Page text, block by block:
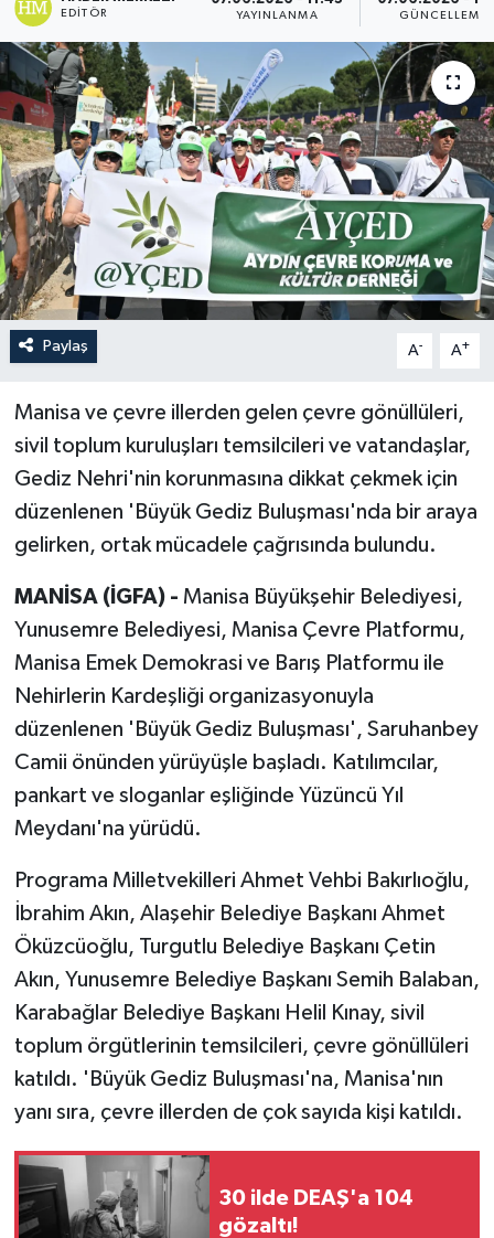
EDITÖR YAYINLANMA GÜNCELLEME
Paylaş A- A+
Manisa ve çevre illerden gelen çevre gönüllüleri,
sivil toplum kuruluşları temsilcileri ve vatandaşlar,
Gediz Nehri'nin korunmasına dikkat çekmek için
düzenlenen 'Büyük Gediz Buluşması'nda bir araya
gelirken, ortak mücadele çağrısında bulundu.
MANİSA (İGFA) - Manisa Büyükşehir Belediyesi,
Yunusemre Belediyesi, Manisa Çevre Platformu,
Manisa Emek Demokrasi ve Barış Platformu ile
Nehirlerin Kardeşliği organizasyonuyla
düzenlenen 'Büyük Gediz Buluşması', Saruhanbey
Camii önünden yürüyüşle başladı. Katılımcılar,
pankart ve sloganlar eşliğinde Yüzüncü Yıl
Meydanı'na yürüdü.
Programa Milletvekilleri Ahmet Vehbi Bakırlıoğlu,
İbrahim Akın, Alaşehir Belediye Başkanı Ahmet
Öküzcüoğlu, Turgutlu Belediye Başkanı Çetin
Akın, Yunusemre Belediye Başkanı Semih Balaban,
Karabağlar Belediye Başkanı Helil Kınay, sivil
toplum örgütlerinin temsilcileri, çevre gönüllüleri
katıldı. 'Büyük Gediz Buluşması'na, Manisa'nın
yanı sıra, çevre illerden de çok sayıda kişi katıldı.
30 ilde DEAŞ'a 104
gözaltı!